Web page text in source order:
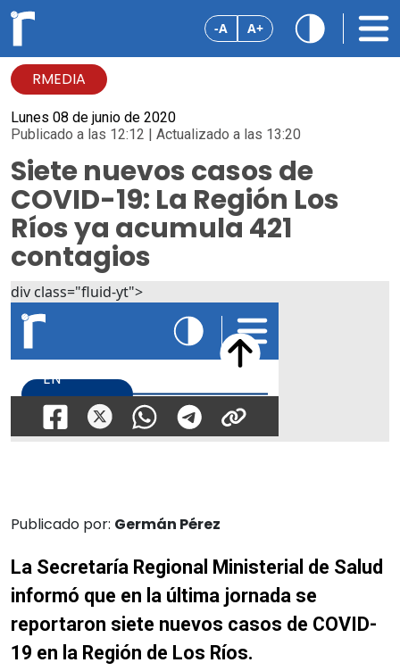
-A A+
RMEDIA
Lunes 08 de junio de 2020
Publicado a las 12:12 | Actualizado a las 13:20
Siete nuevos casos de
COVID-19: La Región Los
Ríos ya acumula 421
contagios
div class="fluid-yt">
Publicado por: Germán Pérez
La Secretaría Regional Ministerial de Salud
informó que en la última jornada se
reportaron siete nuevos casos de COVID-
19 en la Región de Los Ríos.